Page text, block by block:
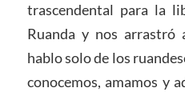
trascendental para la
Ruanda y nos
hablo solo de los
conocemos, amamos y